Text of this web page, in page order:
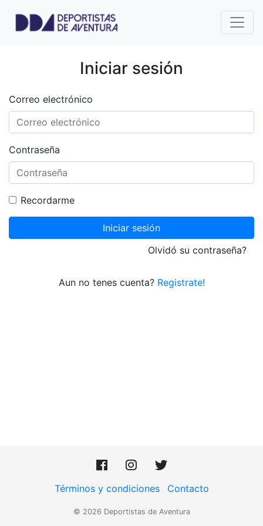
Iniciar sesión
Correo electrónico
Contraseña
Recordarme
Iniciar sesión
Olvidó su contraseña?
Aun no tenes cuenta? Registrate!
Términos y condiciones Contacto
© 2026 Deportistas de Aventura